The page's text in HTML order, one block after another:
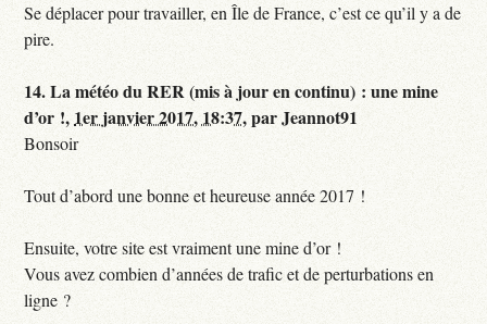
Se déplacer pour travailler, en Île de France, c’est ce qu’il y a de
pire.
14.La météo du RER (mis à jour en continu) : une mine
d’or !, 1er janvier 2017, 18:37,parJeannot91
Bonsoir
Tout d’abord une bonne et heureuse année 2017 !
Ensuite, votre site est vraiment une mine d’or !
Vous avez combien d’années de trafic et de perturbations en
ligne ?